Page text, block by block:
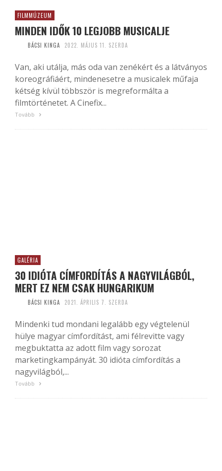
FILMMÚZEUM
MINDEN IDŐK 10 LEGJOBB MUSICALJE
BÁCSI KINGA 2022. MÁJUS 11. SZERDA
Van, aki utálja, más oda van zenékért és a látványos
koreográfiáért, mindenesetre a musicalek műfaja
kétség kívül többször is megreformálta a
filmtörténetet. A Cinefix...
Tovább
GALÉRIA
30 IDIÓTA CÍMFORDÍTÁS A NAGYVILÁGBÓL,
MERT EZ NEM CSAK HUNGARIKUM
BÁCSI KINGA 2021. ÁPRILIS 7. SZERDA
Mindenki tud mondani legalább egy végtelenül
hülye magyar címfordítást, ami félrevitte vagy
megbuktatta az adott film vagy sorozat
marketingkampányát. 30 idióta címfordítás a
nagyvilágból,...
Tovább